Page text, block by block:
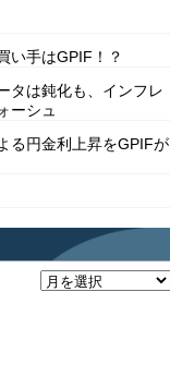
い手はGPIF！？
タは鈍化も、インフレ
ーシュ
る円金利上昇をGPIFが